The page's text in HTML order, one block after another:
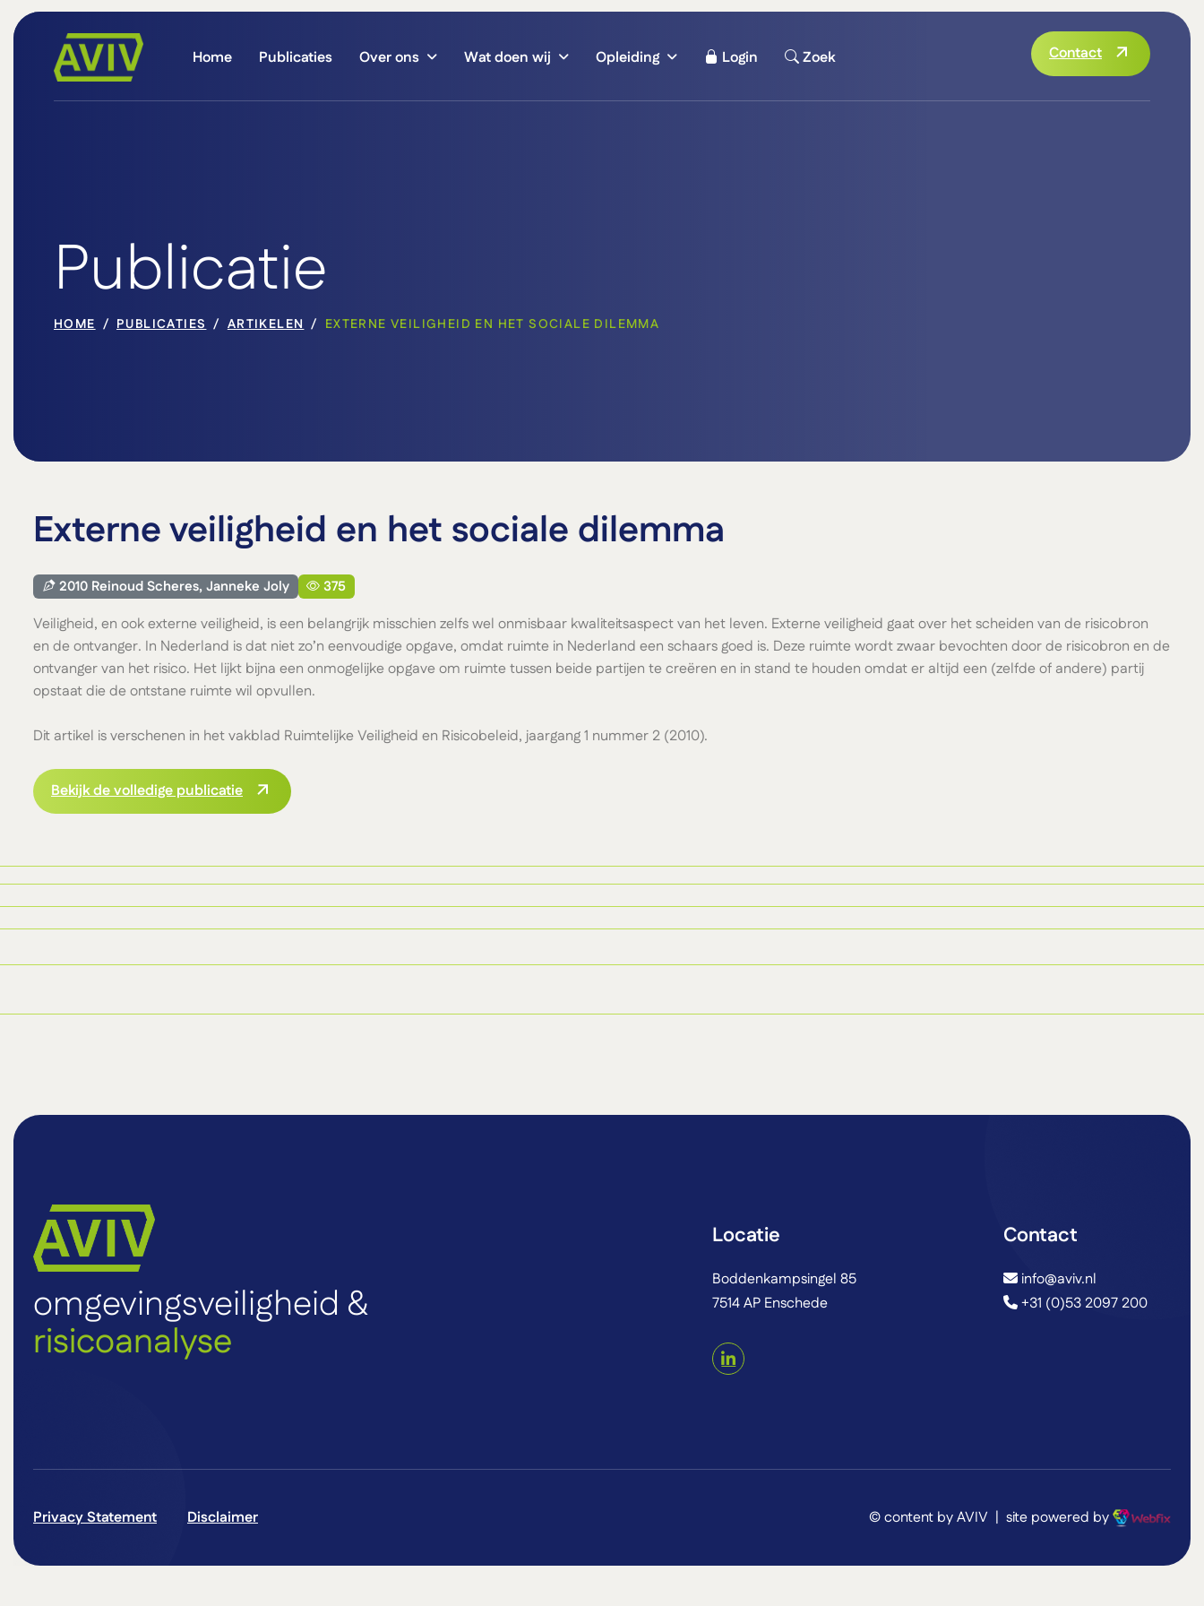
Home Publicaties Over ons Wat doen wij Opleiding Login Zoek Contact
Publicatie
HOME PUBLICATIES ARTIKELEN EXTERNE VEILIGHEID EN HET SOCIALE DILEMMA
Externe veiligheid en het sociale dilemma
2010 Reinoud Scheres, Janneke Joly 375
Veiligheid, en ook externe veiligheid, is een belangrijk misschien zelfs wel onmisbaar kwaliteitsaspect van het leven. Externe veiligheid gaat over het scheiden van de risicobron
en de ontvanger. In Nederland is dat niet zo’n eenvoudige opgave, omdat ruimte in Nederland een schaars goed is. Deze ruimte wordt zwaar bevochten door de risicobron en de
ontvanger van het risico. Het lijkt bijna een onmogelijke opgave om ruimte tussen beide partijen te creëren en in stand te houden omdat er altijd een (zelfde of andere) partij
opstaat die de ontstane ruimte wil opvullen.
Dit artikel is verschenen in het vakblad Ruimtelijke Veiligheid en Risicobeleid, jaargang 1 nummer 2 (2010).
Bekijk de volledige publicatie
omgevingsveiligheid &
risicoanalyse
Locatie
Boddenkampsingel 85
7514 AP Enschede
Contact
info@aviv.nl
+31 (0)53 2097 200
Privacy Statement Disclaimer © content by AVIV | site powered by